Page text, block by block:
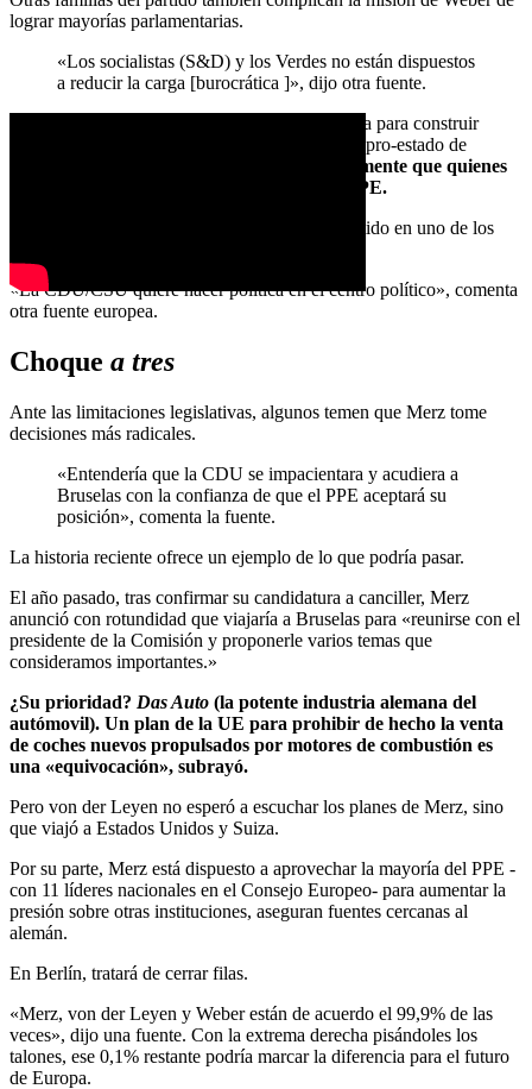
lograr mayorías parlamentarias.
«Los socialistas (S&D) y los Verdes no están dispuestos
a reducir la carga [burocrática ]», dijo otra fuente.
Por todo ello, Weber se ha escorado a la derecha para construir
mayorías, en alianza con fuerzas «pro-Ucrania, pro-estado de
ácitamente que quienes
están aún más a la derecha voten junto al PPE.
Eso no agrada a todos, pues Merz se ha convertido en uno de los
«La CDU/CSU quiere hacer política en el centro político», comenta
otra fuente europea.
Choque a tres
Ante las limitaciones legislativas, algunos temen que Merz tome
decisiones más radicales.
«Entendería que la CDU se impacientara y acudiera a
Bruselas con la confianza de que el PPE aceptará su
posición», comenta la fuente.
La historia reciente ofrece un ejemplo de lo que podría pasar.
El año pasado, tras confirmar su candidatura a canciller, Merz
anunció con rotundidad que viajaría a Bruselas para «reunirse con el
presidente de la Comisión y proponerle varios temas que
consideramos importantes.»
¿Su prioridad? Das Auto (la potente industria alemana del
autómovil). Un plan de la UE para prohibir de hecho la venta
de coches nuevos propulsados por motores de combustión es
una «equivocación», subrayó.
Pero von der Leyen no esperó a escuchar los planes de Merz, sino
que viajó a Estados Unidos y Suiza.
Por su parte, Merz está dispuesto a aprovechar la mayoría del PPE -
con 11 líderes nacionales en el Consejo Europeo- para aumentar la
presión sobre otras instituciones, aseguran fuentes cercanas al
alemán.
En Berlín, tratará de cerrar filas.
«Merz, von der Leyen y Weber están de acuerdo el 99,9% de las
veces», dijo una fuente. Con la extrema derecha pisándoles los
talones, ese 0,1% restante podría marcar la diferencia para el futuro
de Europa.